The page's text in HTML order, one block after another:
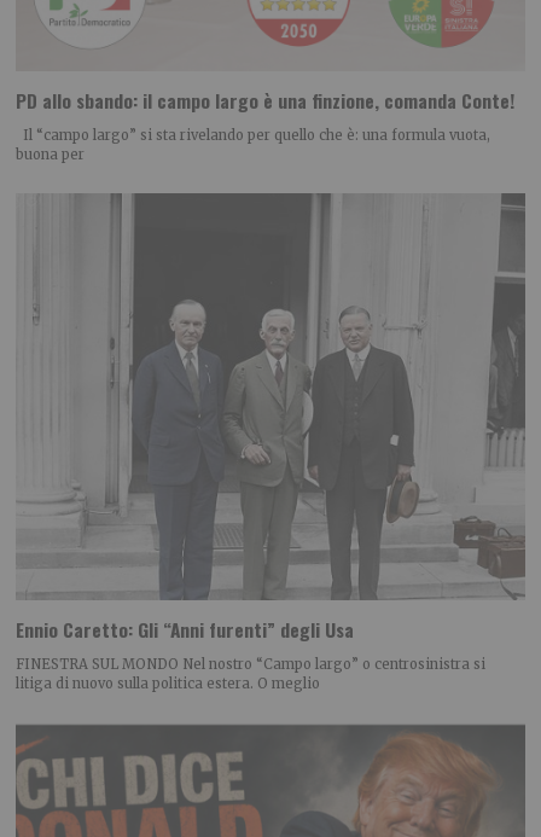
PD allo sbando: il campo largo è una finzione, comanda Conte!
Il “campo largo” si sta rivelando per quello che è: una formula vuota,
buona per
Ennio Caretto: Gli “Anni furenti” degli Usa
FINESTRA SUL MONDO Nel nostro “Campo largo” o centrosinistra si
litiga di nuovo sulla politica estera. O meglio